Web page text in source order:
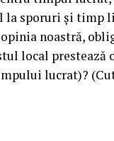
la sporuri și timp
noastră,
local prestează
lucrat)?